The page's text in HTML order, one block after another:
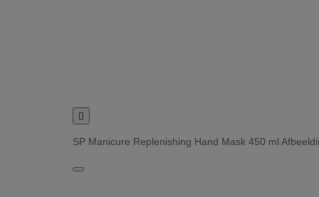

SP Manicure Replenishing Hand Mask 450 ml